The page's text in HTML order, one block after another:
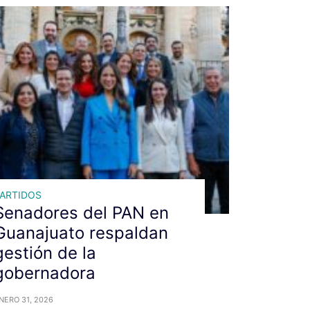
del PAN en
respaldan
de la
31, 2026